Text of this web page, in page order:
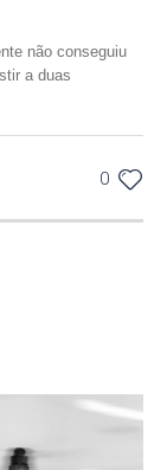
não conseguiu
a duas
0